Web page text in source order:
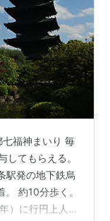
福神まいり 毎
してもらえる。
駅発の地下鉄烏
約10分歩く。
）に行円上人に